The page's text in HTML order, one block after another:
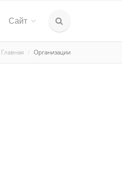
Сайт
Главная Организации